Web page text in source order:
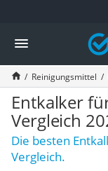
Die beliebtesten
Drogerie
Inhalator
Haarschneider
Rollator
Braun Rasierer
Katzenklappe (Chip)
Rasierer
Masturbator
Reinigungsmittel
Entkalker
Vergleich
Die besten
Vergleich.